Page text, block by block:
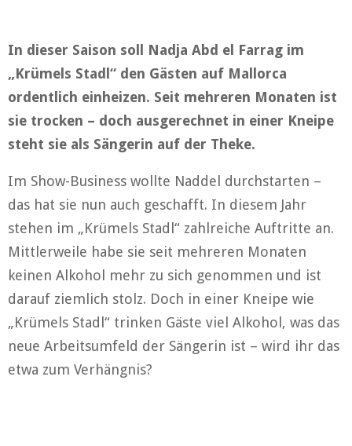
In dieser Saison soll Nadja Abd el Farrag im
„Krümels Stadl“ den Gästen auf Mallorca
ordentlich einheizen. Seit mehreren Monaten ist
sie trocken – doch ausgerechnet in einer Kneipe
steht sie als Sängerin auf der Theke.
Im Show-Business wollte Naddel durchstarten –
das hat sie nun auch geschafft. In diesem Jahr
stehen im „Krümels Stadl“ zahlreiche Auftritte an.
Mittlerweile habe sie seit mehreren Monaten
keinen Alkohol mehr zu sich genommen und ist
darauf ziemlich stolz. Doch in einer Kneipe wie
„Krümels Stadl“ trinken Gäste viel Alkohol, was das
neue Arbeitsumfeld der Sängerin ist – wird ihr das
etwa zum Verhängnis?